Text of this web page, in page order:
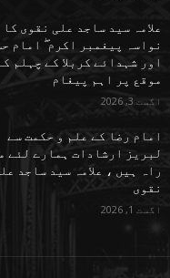
علامہ سید ساجد علی نقوی کا
نواسہ پیغمبر اکرم ۖ امام
اور شہدائے کربلا کے چہلم
موقع پر اہم پیغام
اگست 3, 2026
امام رضا کے علم و حکمت سے
لبریز ارشادات ہمارے لئے
راہ ہیں ، علامہ سید ساجد
نقوی
اگست 1, 2026